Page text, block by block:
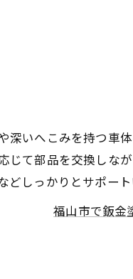
深いへこみを持つ車
じて部品を交換しな
しっかりとサポート
福山市で鈑金